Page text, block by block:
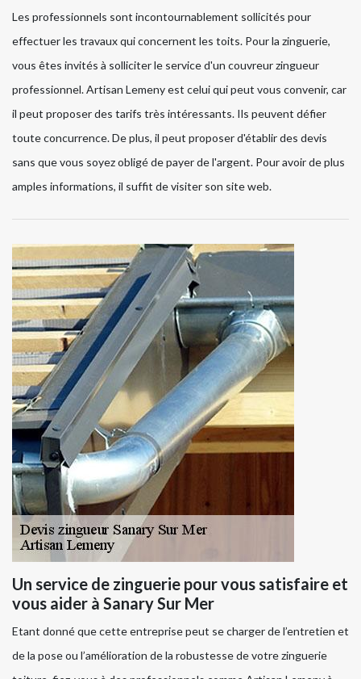
Les professionnels sont incontournablement sollicités pour
effectuer les travaux qui concernent les toits. Pour la zinguerie,
vous êtes invités à solliciter le service d'un couvreur zingueur
professionnel. Artisan Lemeny est celui qui peut vous convenir, car
il peut proposer des tarifs très intéressants. Ils peuvent défier
toute concurrence. De plus, il peut proposer d'établir des devis
sans que vous soyez obligé de payer de l'argent. Pour avoir de plus
amples informations, il suffit de visiter son site web.
Un service de zinguerie pour vous satisfaire et
vous aider à Sanary Sur Mer
Etant donné que cette entreprise peut se charger de l’entretien et
de la pose ou l’amélioration de la robustesse de votre zinguerie